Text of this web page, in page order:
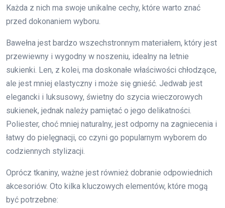
Każda z nich ma swoje unikalne cechy, które warto znać
przed dokonaniem wyboru.
Bawełna jest bardzo wszechstronnym materiałem, który jest
przewiewny i wygodny w noszeniu, idealny na letnie
sukienki. Len, z kolei, ma doskonałe właściwości chłodzące,
ale jest mniej elastyczny i może się gnieść. Jedwab jest
elegancki i luksusowy, świetny do szycia wieczorowych
sukienek, jednak należy pamiętać o jego delikatności.
Poliester, choć mniej naturalny, jest odporny na zagniecenia i
łatwy do pielęgnacji, co czyni go popularnym wyborem do
codziennych stylizacji.
Oprócz tkaniny, ważne jest również dobranie odpowiednich
akcesoriów. Oto kilka kluczowych elementów, które mogą
być potrzebne: